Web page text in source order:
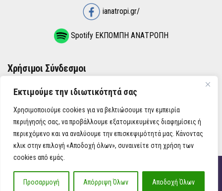
Εκτιμούμε την ιδιωτικότητά σας
Χρησιμοποιούμε cookies για να βελτιώσουμε την εμπειρία
περιήγησής σας, να προβάλλουμε εξατομικευμένες διαφημίσεις ή
περιεχόμενο και να αναλύουμε την επισκεψιμότητά μας. Κάνοντας
κλικ στην επιλογή «Αποδοχή όλων», συναινείτε στη χρήση των
cookies από εμάς.
Προσαρμογή Απόρριψη Όλων Αποδοχή Όλων
ianatropi.gr/
Spotify ΕΚΠΟΜΠΗ ΑΝΑΤΡΟΠΗ
Χρήσιμοι Σύνδεσμοι
ΌΡΟΙ ΧΡΉΣΗΣ
ΠΟΛΙΤΙΚΉ ΑΠΟΡΡΉΤΟΥ
iAnatropi ©
Η Ανατροπή στην Ενημέρωση, την Πολιτική, την Καθημερινότητα